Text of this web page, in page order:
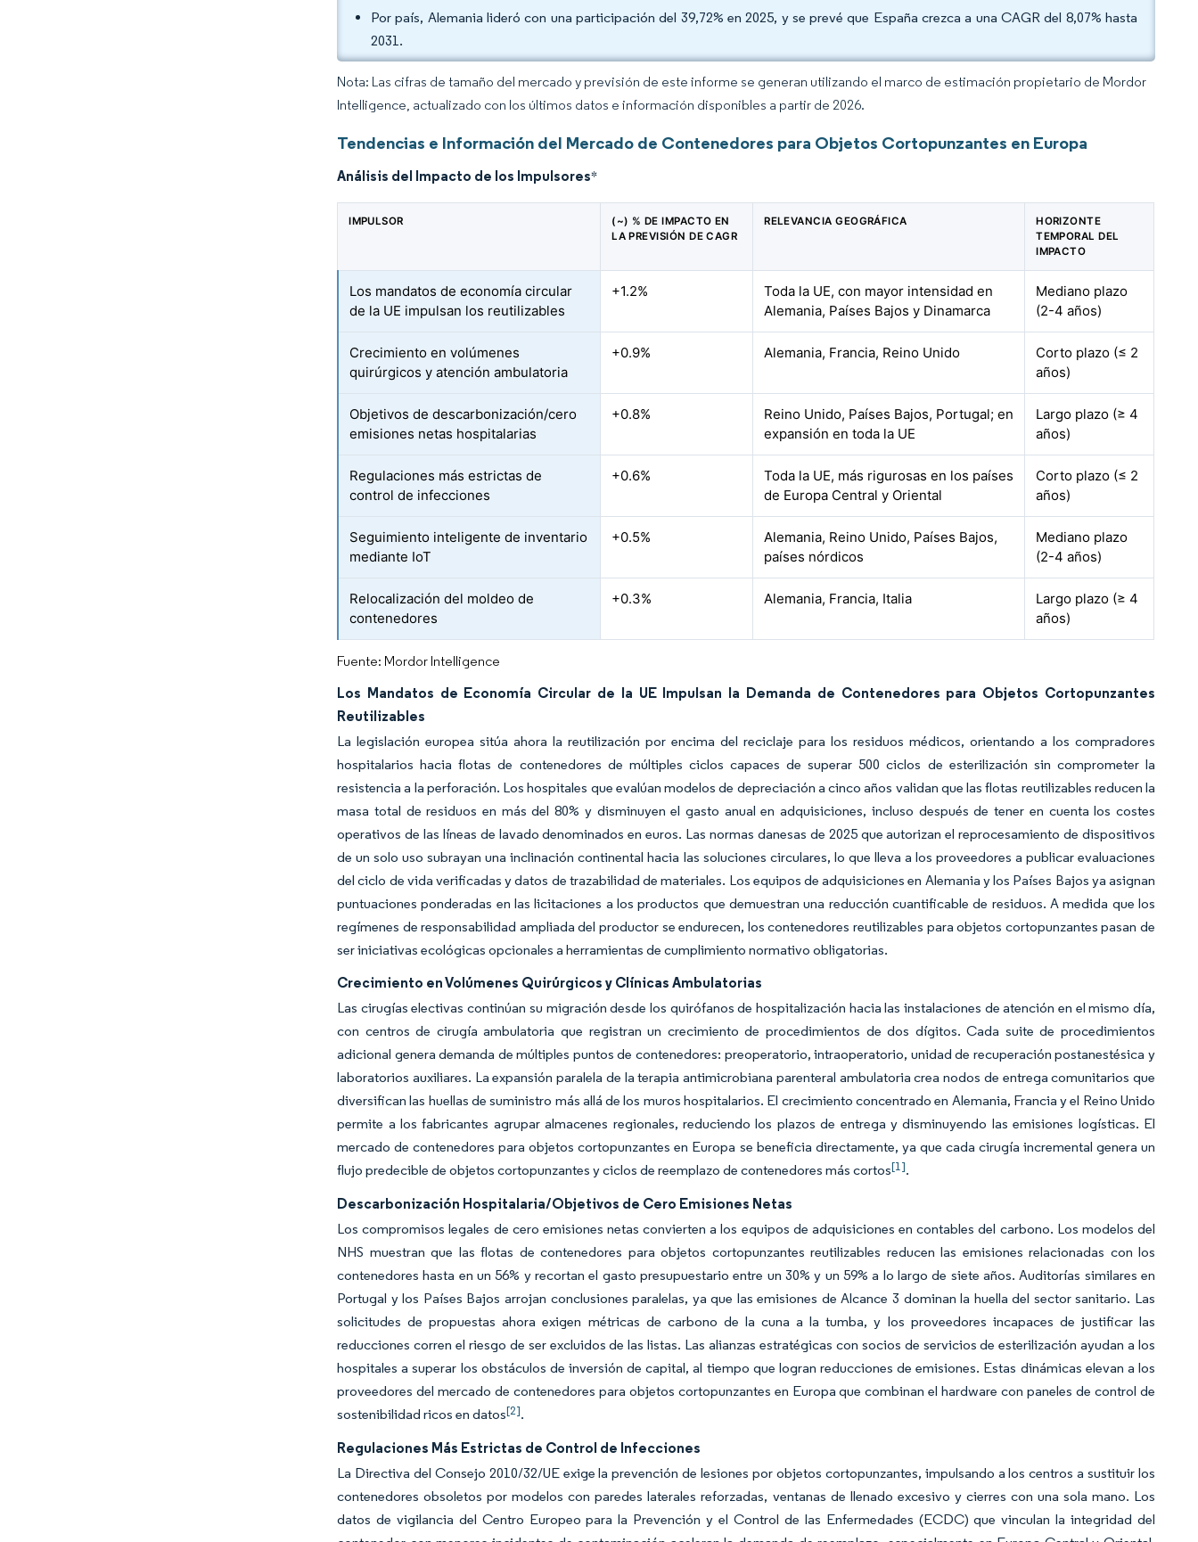
Por país, Alemania lideró con una participación del 39,72% en 2025, y se prevé que España crezca a una CAGR del 8,07% hasta
2031.
Nota: Las cifras de tamaño del mercado y previsión de este informe se generan utilizando el marco de estimación propietario de Mordor
Intelligence, actualizado con los últimos datos e información disponibles a partir de 2026.
Tendencias e Información del Mercado de Contenedores para Objetos Cortopunzantes en Europa
Análisis del Impacto de los Impulsores*
IMPULSOR
(~) % DE IMPACTO EN
LA PREVISIÓN DE CAGR
RELEVANCIA GEOGRÁFICA
HORIZONTE
TEMPORAL DEL
IMPACTO
Los mandatos de economía circular
de la UE impulsan los reutilizables
+1.2%
Toda la UE, con mayor intensidad en
Alemania, Países Bajos y Dinamarca
Mediano plazo
(2-4 años)
Crecimiento en volúmenes
quirúrgicos y atención ambulatoria
+0.9% Alemania, Francia, Reino Unido
Corto plazo (≤ 2
años)
Objetivos de descarbonización/cero
emisiones netas hospitalarias
+0.8%
Reino Unido, Países Bajos, Portugal; en
expansión en toda la UE
Largo plazo (≥ 4
años)
Regulaciones más estrictas de
control de infecciones
+0.6%
Toda la UE, más rigurosas en los países
de Europa Central y Oriental
Corto plazo (≤ 2
años)
Seguimiento inteligente de inventario
mediante IoT
+0.5%
Alemania, Reino Unido, Países Bajos,
países nórdicos
Mediano plazo
(2-4 años)
Relocalización del moldeo de
contenedores
+0.3% Alemania, Francia, Italia
Largo plazo (≥ 4
años)
Fuente: Mordor Intelligence
Los Mandatos de Economía Circular de la UE Impulsan la Demanda de Contenedores para Objetos Cortopunzantes
Reutilizables
La legislación europea sitúa ahora la reutilización por encima del reciclaje para los residuos médicos, orientando a los compradores
hospitalarios hacia flotas de contenedores de múltiples ciclos capaces de superar 500 ciclos de esterilización sin comprometer la
resistencia a la perforación. Los hospitales que evalúan modelos de depreciación a cinco años validan que las flotas reutilizables reducen la
masa total de residuos en más del 80% y disminuyen el gasto anual en adquisiciones, incluso después de tener en cuenta los costes
operativos de las líneas de lavado denominados en euros. Las normas danesas de 2025 que autorizan el reprocesamiento de dispositivos
de un solo uso subrayan una inclinación continental hacia las soluciones circulares, lo que lleva a los proveedores a publicar evaluaciones
del ciclo de vida verificadas y datos de trazabilidad de materiales. Los equipos de adquisiciones en Alemania y los Países Bajos ya asignan
puntuaciones ponderadas en las licitaciones a los productos que demuestran una reducción cuantificable de residuos. A medida que los
regímenes de responsabilidad ampliada del productor se endurecen, los contenedores reutilizables para objetos cortopunzantes pasan de
ser iniciativas ecológicas opcionales a herramientas de cumplimiento normativo obligatorias.
Crecimiento en Volúmenes Quirúrgicos y Clínicas Ambulatorias
Las cirugías electivas continúan su migración desde los quirófanos de hospitalización hacia las instalaciones de atención en el mismo día,
con centros de cirugía ambulatoria que registran un crecimiento de procedimientos de dos dígitos. Cada suite de procedimientos
adicional genera demanda de múltiples puntos de contenedores: preoperatorio, intraoperatorio, unidad de recuperación postanestésica y
laboratorios auxiliares. La expansión paralela de la terapia antimicrobiana parenteral ambulatoria crea nodos de entrega comunitarios que
diversifican las huellas de suministro más allá de los muros hospitalarios. El crecimiento concentrado en Alemania, Francia y el Reino Unido
permite a los fabricantes agrupar almacenes regionales, reduciendo los plazos de entrega y disminuyendo las emisiones logísticas. El
mercado de contenedores para objetos cortopunzantes en Europa se beneficia directamente, ya que cada cirugía incremental genera un
flujo predecible de objetos cortopunzantes y ciclos de reemplazo de contenedores más cortos[1].
Descarbonización Hospitalaria/Objetivos de Cero Emisiones Netas
Los compromisos legales de cero emisiones netas convierten a los equipos de adquisiciones en contables del carbono. Los modelos del
NHS muestran que las flotas de contenedores para objetos cortopunzantes reutilizables reducen las emisiones relacionadas con los
contenedores hasta en un 56% y recortan el gasto presupuestario entre un 30% y un 59% a lo largo de siete años. Auditorías similares en
Portugal y los Países Bajos arrojan conclusiones paralelas, ya que las emisiones de Alcance 3 dominan la huella del sector sanitario. Las
solicitudes de propuestas ahora exigen métricas de carbono de la cuna a la tumba, y los proveedores incapaces de justificar las
reducciones corren el riesgo de ser excluidos de las listas. Las alianzas estratégicas con socios de servicios de esterilización ayudan a los
hospitales a superar los obstáculos de inversión de capital, al tiempo que logran reducciones de emisiones. Estas dinámicas elevan a los
proveedores del mercado de contenedores para objetos cortopunzantes en Europa que combinan el hardware con paneles de control de
sostenibilidad ricos en datos[2].
Regulaciones Más Estrictas de Control de Infecciones
La Directiva del Consejo 2010/32/UE exige la prevención de lesiones por objetos cortopunzantes, impulsando a los centros a sustituir los
contenedores obsoletos por modelos con paredes laterales reforzadas, ventanas de llenado excesivo y cierres con una sola mano. Los
datos de vigilancia del Centro Europeo para la Prevención y el Control de las Enfermedades (ECDC) que vinculan la integridad del